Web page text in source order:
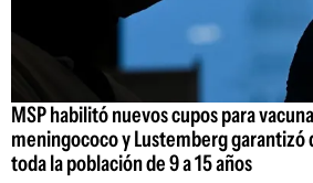
MSP habilitó nuevos cupos para
meningococo y Lustemberg garantizó
toda la población de 9 a 15 años